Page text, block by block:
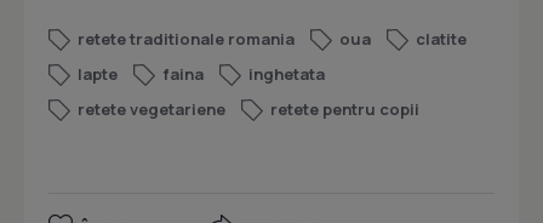
retete traditionale romania oua
clatite
lapte
faina
inghetata
retete vegetariene
retete pentru copii